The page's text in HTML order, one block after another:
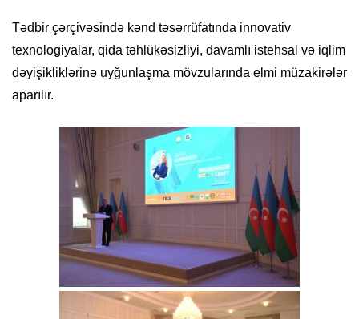
Tədbir çərçivəsində kənd təsərrüfatında innovativ
texnologiyalar, qida təhlükəsizliyi, davamlı istehsal və iqlim
dəyişikliklərinə uyğunlaşma mövzularında elmi müzakirələr
aparılır.